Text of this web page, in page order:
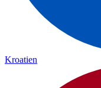
Kroatien